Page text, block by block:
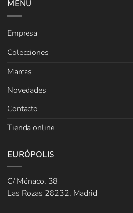
MENÚ
Empresa
Colecciones
Marcas
Novedades
Contacto
Tienda online
EURÓPOLIS
C/ Mónaco, 38
Las Rozas 28232, Madrid